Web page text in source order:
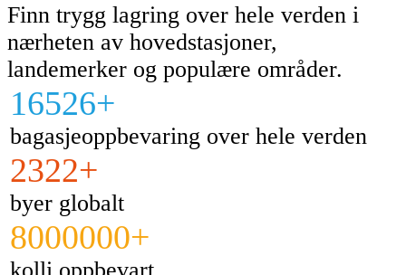
Finn trygg lagring over hele verden i
nærheten av hovedstasjoner,
landemerker og populære områder.
16526+
bagasjeoppbevaring over hele verden
2322+
byer globalt
8000000+